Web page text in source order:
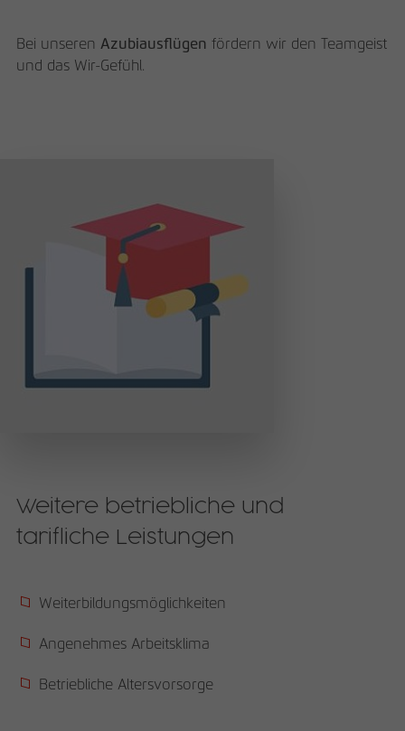
Bei unseren Azubiausflügen fördern wir den Teamgeist
und das Wir-Gefühl.
Weitere betriebliche und
tarifliche Leistungen
Weiterbildungsmöglichkeiten
Angenehmes Arbeitsklima
Betriebliche Altersvorsorge